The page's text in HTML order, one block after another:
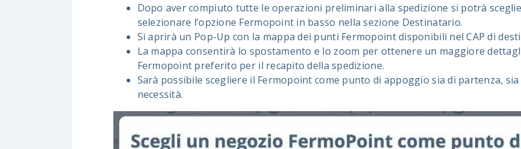
Dopo aver compiuto tutte le operazioni preliminari alla spedizione si potrà
selezionare l’opzione Fermopoint in basso nella sezione Destinatario.
Si aprirà un Pop-Up con la mappa dei punti Fermopoint disponibili nel CAP di
La mappa consentirà lo spostamento e lo zoom per ottenere un maggiore
Fermopoint preferito per il recapito della spedizione.
Sarà possibile scegliere il Fermopoint come punto di appoggio sia di partenza,
necessità.